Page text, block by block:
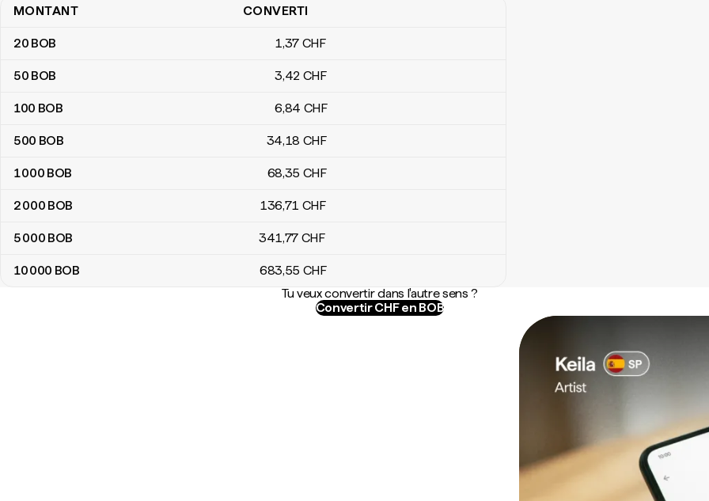
Table de conversion bolivianos boliviens vers francs suisses
MONTANT CONVERTI
20 BOB 1,37 CHF
50 BOB 3,42 CHF
100 BOB 6,84 CHF
500 BOB 34,18 CHF
1 000 BOB 68,35 CHF
2 000 BOB 136,71 CHF
5 000 BOB 341,77 CHF
10 000 BOB 683,55 CHF
Tu veux convertir dans l'autre sens ?
Convertir CHF en BOB